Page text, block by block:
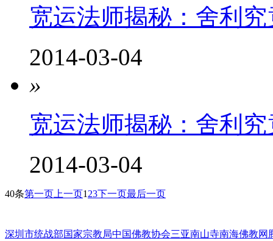
宽运法师揭秘：舍利
2014-03-04
»
宽运法师揭秘：舍利
2014-03-04
40条第一页 上一页1 23下一页最后一页
深圳市统战部国家宗教局中国佛教协会三亚南山寺南海佛教网